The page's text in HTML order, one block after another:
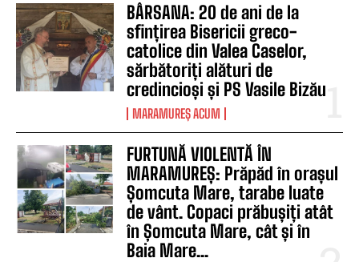
BÂRSANA: 20 de ani de la
sfințirea Bisericii greco-
catolice din Valea Caselor,
sărbătoriți alături de
credincioși și PS Vasile Bizău
MARAMUREȘ ACUM
FURTUNĂ VIOLENTĂ ÎN
MARAMUREȘ: Prăpăd în orașul
Șomcuta Mare, tarabe luate
de vânt. Copaci prăbușiți atât
în Șomcuta Mare, cât și în
Baia Mare...